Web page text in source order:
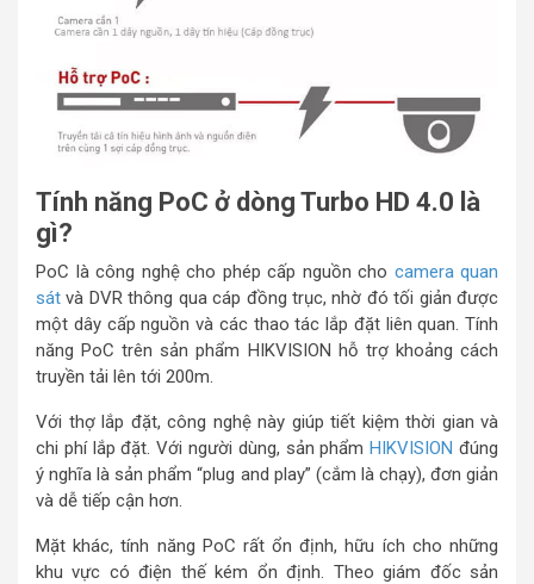
Tính năng PoC ở dòng Turbo HD 4.0 là
gì?
PoC là công nghệ cho phép cấp nguồn cho camera quan
sát và DVR thông qua cáp đồng trục, nhờ đó tối giản được
một dây cấp nguồn và các thao tác lắp đặt liên quan. Tính
năng PoC trên sản phẩm HIKVISION hỗ trợ khoảng cách
truyền tải lên tới 200m.
Với thợ lắp đặt, công nghệ này giúp tiết kiệm thời gian và
chi phí lắp đặt. Với người dùng, sản phẩmHIKVISION đúng
ý nghĩa là sản phẩm “plug and play” (cắm là chạy), đơn giản
và dễ tiếp cận hơn.
Mặt khác, tính năng PoC rất ổn định, hữu ích cho những
khu vực có điện thế kém ổn định. Theo giám đốc sản